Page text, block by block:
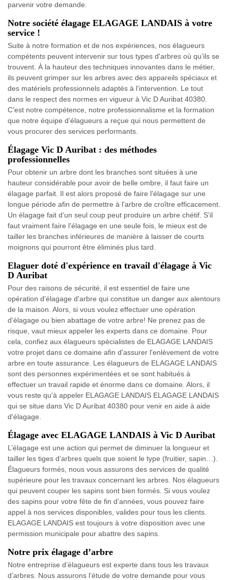
parvenir votre demande.
Notre société élagage ELAGAGE LANDAIS à votre
service !
Suite à notre formation et de nos expériences, nos élagueurs
compétents peuvent intervenir sur tous types d'arbres où qu’ils se
trouvent. À la hauteur des techniques innovantes dans le métier,
ils peuvent grimper sur les arbres avec des appareils spéciaux et
des matériels professionnels adaptés à l’intervention. Le tout
dans le respect des normes en vigueur à Vic D Auribat 40380.
C'est notre compétence, notre professionnalisme et la formation
que notre équipe d’élagueurs a reçue qui nous permettent de
vous procurer des services performants.
Élagage Vic D Auribat : des méthodes
professionnelles
Pour obtenir un arbre dont les branches sont situées à une
hauteur considérable pour avoir de belle ombre, il faut faire un
élagage parfait. Il est alors proposé de faire l'élagage sur une
longue période afin de permettre à l'arbre de croître efficacement.
Un élagage fait d’un seul coup peut produire un arbre chétif. S'il
faut vraiment faire l'élagage en une seule fois, le mieux est de
tailler les branches inférieures de manière à laisser de courts
moignons qui pourront être éliminés plus tard.
Elaguer doté d'expérience en travail d'élagage à Vic
D Auribat
Pour des raisons de sécurité, il est essentiel de faire une
opération d'élagage d'arbre qui constitue un danger aux alentours
de la maison. Alors, si vous voulez effectuer une opération
d'élagage ou bien abattage de votre arbre! Ne prenez pas de
risque, vaut mieux appeler les experts dans ce domaine. Pour
cela, confiez aux élagueurs spécialistes de ELAGAGE LANDAIS
votre projet dans ce domaine afin d'assurer l'enlèvement de votre
arbre en toute assurance. Les élagueurs de ELAGAGE LANDAIS
sont des personnes expérimentées et se sont habitués à
effectuer un travail rapide et énorme dans ce domaine. Alors, il
vous reste qu'à appeler ELAGAGE LANDAIS ELAGAGE LANDAIS
qui se situe dans Vic D Auribat 40380 pour venir en aide à aide
d'élagage.
Élagage avec ELAGAGE LANDAIS à Vic D Auribat
L’élagage est une action qui permet de diminuer la longueur et
tailler les tiges d’arbres quels que soient le type (fruitier, sapin…).
Élagueurs formés, nous vous assurons des services de qualité
supérieure pour les travaux concernant les arbres. Nos élagueurs
qui peuvent couper les sapins sont bien formés. Si vous voulez
des sapins pour votre fête de fin d’années, vous pouvez faire
appel à nos services disponibles, valides pour tous les clients.
ELAGAGE LANDAIS est toujours à votre disposition avec une
permission municipale pour abattre des sapins.
Notre prix élagage d’arbre
Notre entreprise d’élagueurs est experte dans tous les travaux
d’arbres. Nous assurons l’étude de votre demande pour vous